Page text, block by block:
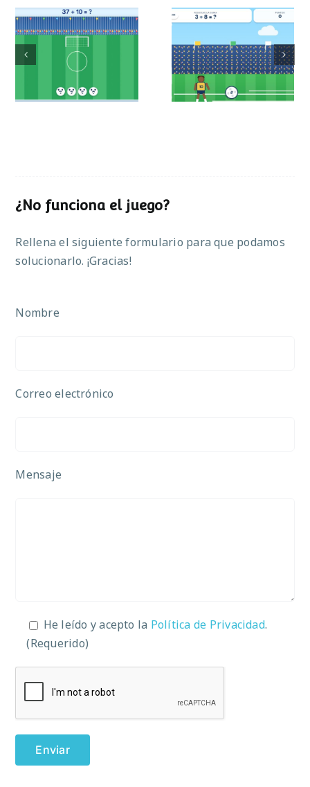
Mundial de
operaciones
Partido de sumas
¿No funciona el juego?
Rellena el siguiente formulario para que podamos
solucionarlo. ¡Gracias!
Nombre
Correo electrónico
Mensaje
He leído y acepto la Política de Privacidad.
(Requerido)